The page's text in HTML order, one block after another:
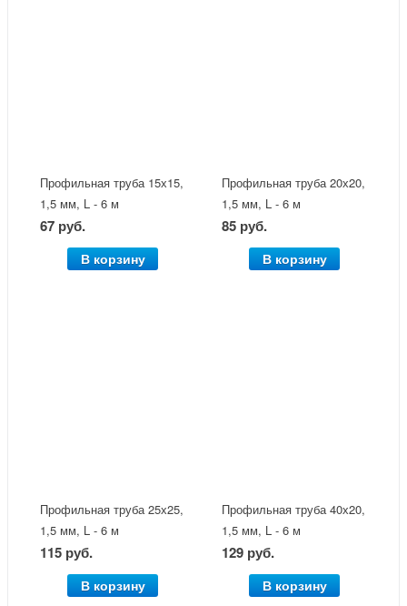
Профильная труба 15х15,
1,5 мм, L - 6 м
67 руб.
В корзину
Профильная труба 20х20,
1,5 мм, L - 6 м
85 руб.
В корзину
Профильная труба 25х25,
1,5 мм, L - 6 м
115 руб.
В корзину
Профильная труба 40х20,
1,5 мм, L - 6 м
129 руб.
В корзину